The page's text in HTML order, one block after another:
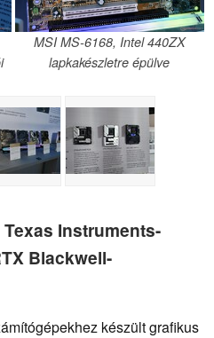
MSI MS-6168, Intel 440ZX
lapkakészletre épülve
Instruments-
Blackwell-
készült grafikus